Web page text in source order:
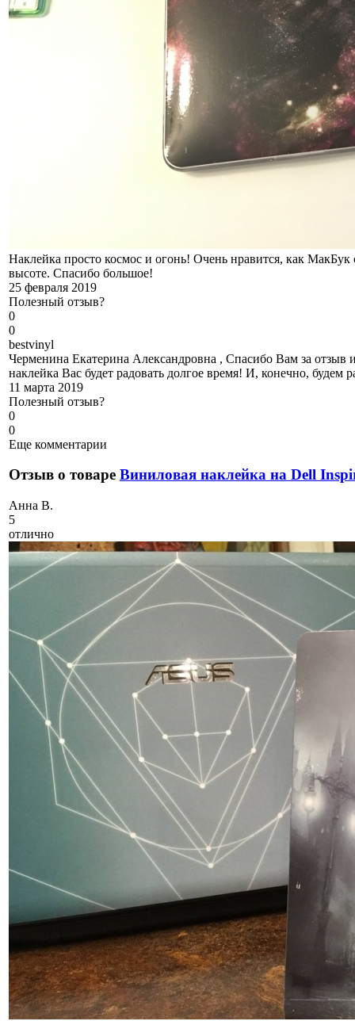
Наклейка просто космос и огонь! Очень нравится, как
высоте. Спасибо большое!
25 февраля 2019
Полезный отзыв?
0
0
bestvinyl
Черменина Екатерина Александровна , Спасибо Вам за
наклейка Вас будет радовать долгое время! И, конечно, будем
11 марта 2019
Полезный отзыв?
0
0
Еще комментарии
Отзыв о товаре Виниловая наклейка на Dell
Анна В.
5
отлично